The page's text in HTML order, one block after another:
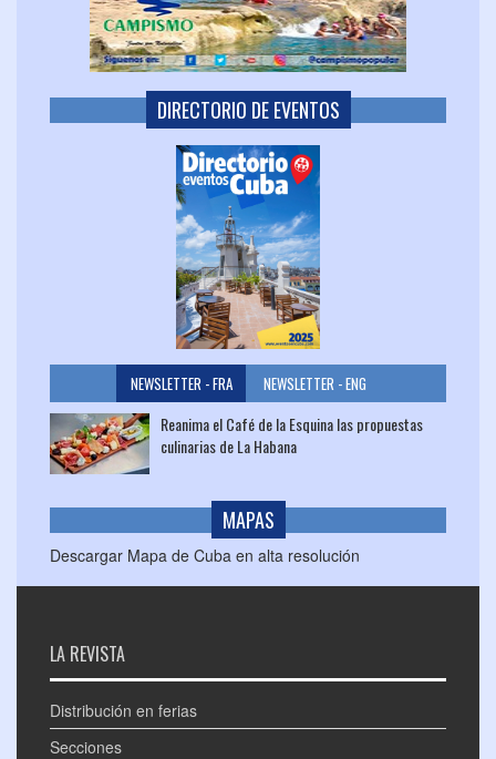
DIRECTORIO DE EVENTOS
NEWSLETTER - FRA NEWSLETTER - ENG
Reanima el Café de la Esquina las propuestas
culinarias de La Habana
MAPAS
Descargar Mapa de Cuba en alta resolución
LA REVISTA
Distribución en ferias
Secciones